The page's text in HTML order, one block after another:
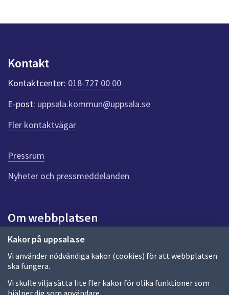
Kakor på uppsala.se
Vi använder nödvändiga kakor (cookies) för att webbplatsen
ska fungera.
Vi skulle vilja sätta lite fler kakor för olika funktioner som
hjälper dig som användare.
n
k
t
e
r
f
ö
r
e
n
n
a
d
a
Kontakt
Kontaktcenter: 018-727 00 00
E-post: uppsala.kommun@uppsala.se
Fler kontaktvägar
Pressrum
Nyheter och pressmeddelanden
Om webbplatsen
Om webbplatsen
Allmänna handlingar och diarium
Behandling av personuppgifter